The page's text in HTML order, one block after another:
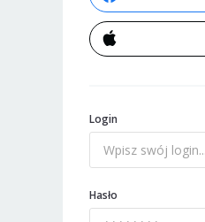
Login
Hasło